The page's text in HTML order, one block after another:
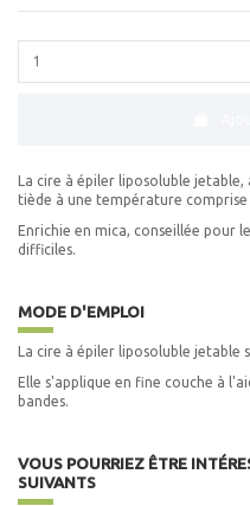
La cire à épiler liposoluble jetable,
tiède à une température comprise
Enrichie en mica, conseillée pour
difficiles.
MODE D'EMPLOI
La cire à épiler liposoluble jetable
Elle s'applique en fine couche à
bandes.
VOUS POURRIEZ ÊTRE
SUIVANTS